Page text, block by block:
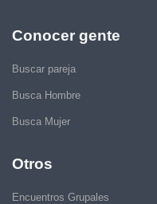
Conocer gente
Buscar pareja
Busca Hombre
Busca Mujer
Otros
Encuentros Grupales